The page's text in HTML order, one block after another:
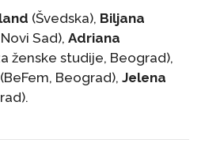
(Švedska), Biljana
Sad), Adriana
ženske studije, Beograd),
(BeFem, Beograd), Jelena